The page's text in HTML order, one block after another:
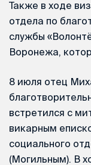
Также в ходе
отдела по
службы
Воронежа,
8 июля отец
встретился с
викарным
социального
(Могильным). В